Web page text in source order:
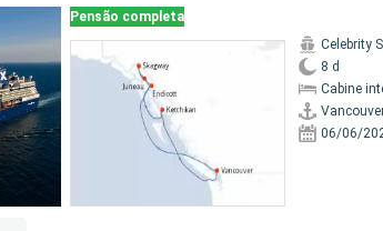
Pensão completa
Celebrity
8 d
Cabine
06/06/